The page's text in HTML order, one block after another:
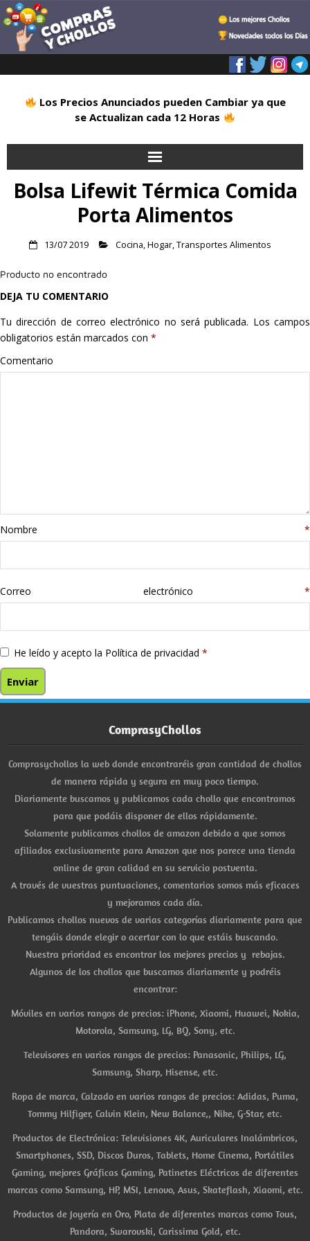
Los Precios Anunciados pueden Cambiar ya que
se Actualizan cada 12 Horas
Inicio
Deportes
Hogar
Informática
Stanley
libros
Bolsa Lifewit Térmica Comida
Porta Alimentos
13/07 2019 Cocina,Hogar,Transportes Alimentos
Producto no encontrado
DEJA TU COMENTARIO
Tu dirección de correo electrónico no será publicada. Los campos
obligatorios están marcados con *
Comentario
Nombre *
Correo electrónico *
He leído y acepto la Política de privacidad *
ComprasyChollos
Comprasychollos la web donde encontraréis gran cantidad de chollos
de manera rápida y segura en muy poco tiempo.
Diariamente buscamos y publicamos cada chollo que encontramos
para que podáis disponer de ellos rápidamente.
Solamente publicamos chollos de amazon debido a que somos
afiliados exclusivamente para Amazon que nos parece una tienda
online de gran calidad en su servicio postventa.
A través de vuestras puntuaciones, comentarios somos más eficaces
y mejoramos cada día.
Publicamos chollos nuevos de varias categorías diariamente para que
tengáis donde elegir o acertar con lo que estáis buscando.
Nuestra prioridad es encontrar los mejores precios y rebajas.
Algunos de los chollos que buscamos diariamente y podréis
encontrar:
Móviles en varios rangos de precios: iPhone, Xiaomi, Huawei, Nokia,
Motorola, Samsung, LG, BQ, Sony, etc.
Televisores en varios rangos de precios: Panasonic, Philips, LG,
Samsung, Sharp, Hisense, etc.
Ropa de marca, Calzado en varios rangos de precios: Adidas, Puma,
Tommy Hilfiger, Calvin Klein, New Balance,, Nike, G-Star, etc.
Productos de Electrónica: Televisiones 4K, Auriculares Inalámbricos,
Smartphones, SSD, Discos Duros, Tablets, Home Cinema, Portátiles
Gaming, mejores Gráficas Gaming, Patinetes Eléctricos de diferentes
marcas como Samsung, HP, MSI, Lenovo, Asus, Skateflash, Xiaomi, etc.
Productos de Joyería en Oro, Plata de diferentes marcas como Tous,
Pandora, Swarovski, Carissima Gold, etc.